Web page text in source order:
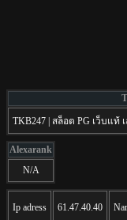
TKB247 | สล็อต PG เว็บแท้
Alexarank
N/A
Ip adress 61.47.40.40